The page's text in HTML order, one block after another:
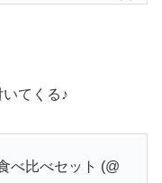
てくる♪
べ比べセット (@